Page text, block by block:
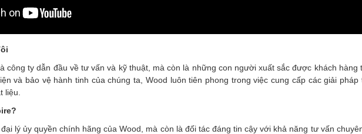
công ty dẫn đầu về tư vấn và kỹ thuật, mà còn là những con người xuất sắc được khách
và bảo vệ hành tinh của chúng ta, Wood luôn tiên phong trong việc cung cấp các giải
liệu.
lý ủy quyền chính hãng của Wood, mà còn là đối tác đáng tin cậy với khả năng tư vấn